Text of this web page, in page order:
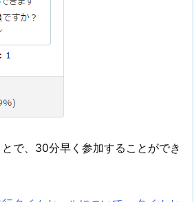
で、30分早く参加することができ